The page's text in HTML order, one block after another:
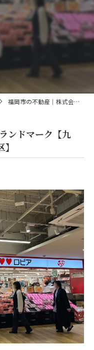
福岡市の不動産｜株式会社ランドマーク【九州・福岡レポvol.28★博多区】
ンドマーク【九